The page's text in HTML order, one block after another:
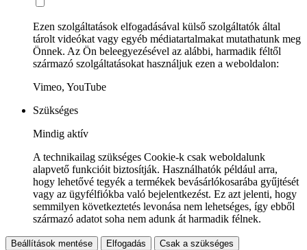
Ezen szolgáltatások elfogadásával külső szolgáltatók által
tárolt videókat vagy egyéb médiatartalmakat mutathatunk meg
Önnek. Az Ön beleegyezésével az alábbi, harmadik féltől
származó szolgáltatásokat használjuk ezen a weboldalon:
Vimeo, YouTube
Szükséges
Mindig aktív
A technikailag szükséges Cookie-k csak weboldalunk
alapvető funkcióit biztosítják. Használhatók például arra,
hogy lehetővé tegyék a termékek bevásárlókosarába gyűjtését
vagy az ügyfélfiókba való bejelentkezést. Ez azt jelenti, hogy
semmilyen következtetés levonása nem lehetséges, így ebből
származó adatot soha nem adunk át harmadik félnek.
Beállítások mentése Elfogadás Csak a szükséges